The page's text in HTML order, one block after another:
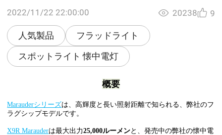
2022/11/22 22:00:00
人気製品
フラッドライト
スポットライト 懐中電灯
20238 9
概要
Marauderシリーズは、高輝度と長い照射距離で知られる、弊社のフ
ラグシップモデルです。
X9R Marauderは最大出力25,000ルーメンと、発売中の弊社の懐中電